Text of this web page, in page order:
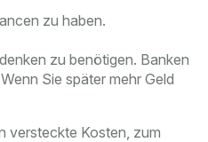
zu haben.
zu benötigen. Banken
Sie später mehr Geld
versteckte Kosten, zum